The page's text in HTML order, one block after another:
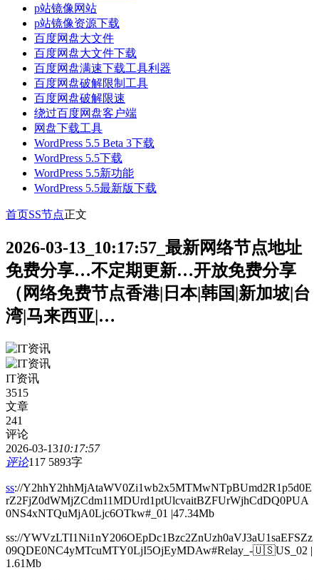
p站镜像网站
p站镜像资源下载
百度网盘大文件
百度网盘大文件下载
百度网盘满速下载工具利器
百度网盘破解限制工具
百度网盘破解限速
绕过百度网盘客户端
网盘下载工具
WordPress 5.5 Beta 3下载
WordPress 5.5下载
WordPress 5.5新功能
WordPress 5.5最新版下载
首页SS节点正文
2026-03-13_10:17:57_最新网络节点地址
免费分享…不定期更新…开放免费分享
（网络免费节点香港|日本|韩国|新加坡|台
湾|马来西亚|…
IT资讯
3515
文章
241
评论
2026-03-1310:17:57
评论117 5893字
ss://Y2hhY2hhMjAtaWV0Zi1wb2x5MTMwNTpBUmd2R1p5d0E
rZ2FjZ0dWMjZCdm11MDUrd1ptUlcvaitBZFUrWjhCdDQ0PUA
0NS4xNTQuMjA0Ljc6OTkw#_01 |47.34Mb
ss://YWVzLTI1Ni1nY206OEpDc1Bzc2ZnUzh0aVJ3aU1saEFSZz
09QDE0NC4yMTcuMTY0LjI5OjEyMDAw#Relay_-🇺🇸US_02 |
1.61Mb